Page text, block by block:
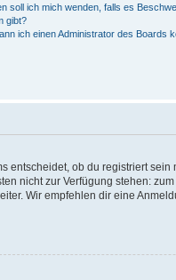
soll ich mich wenden, falls es
gibt?
ich einen Administrator des Boards
ob du registriert sein
nicht zur Verfügung stehen:
Wir empfehlen dir eine